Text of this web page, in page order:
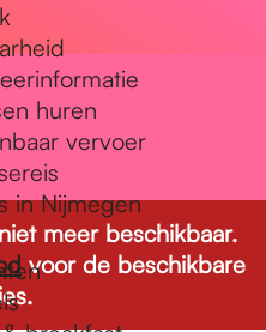
huren
vervoer
in Nijmegen
meer beschikbaar.
voor de beschikbare